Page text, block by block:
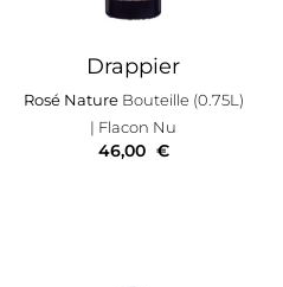
Drappier
Rosé Nature Bouteille (0.75L)
| Flacon Nu
46,00 €